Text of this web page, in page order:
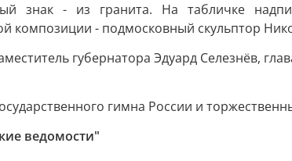
знак - из гранита. На табличке
композиции - подмосковный скульптор
губернатора Эдуард Селезнёв,
гимна России и
ведомости"